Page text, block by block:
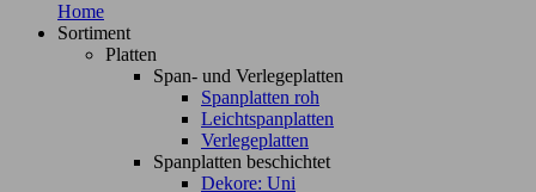
Home
Sortiment
Platten
Span- und Verlegeplatten
Spanplatten roh
Leichtspanplatten
Verlegeplatten
Spanplatten beschichtet
Dekore: Uni